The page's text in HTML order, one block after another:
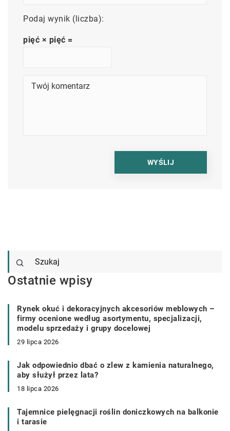
Podaj wynik (liczba):
pięć × pięć =
Ostatnie wpisy
Rynek okuć i dekoracyjnych akcesoriów meblowych –
firmy ocenione według asortymentu, specjalizacji,
modelu sprzedaży i grupy docelowej
29 lipca 2026
Jak odpowiednio dbać o zlew z kamienia naturalnego,
aby służył przez lata?
18 lipca 2026
Tajemnice pielęgnacji roślin doniczkowych na balkonie
i tarasie